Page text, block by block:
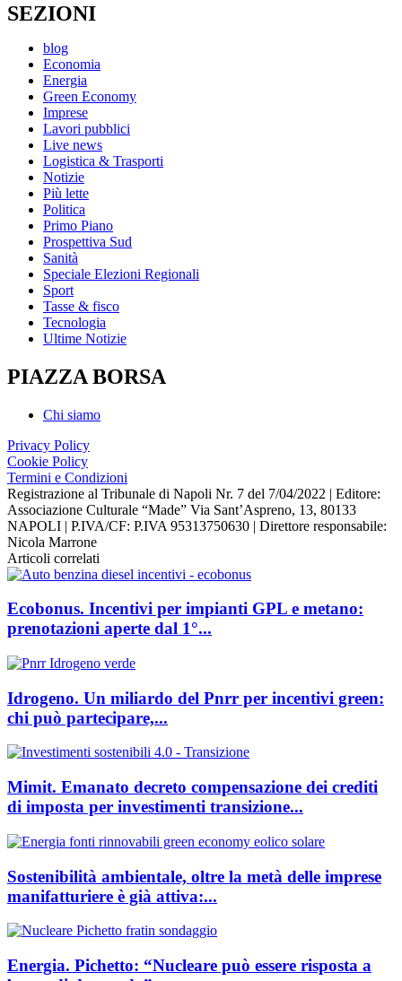
SEZIONI
blog
Economia
Energia
Green Economy
Imprese
Lavori pubblici
Live news
Logistica & Trasporti
Notizie
Più lette
Politica
Primo Piano
Prospettiva Sud
Sanità
Speciale Elezioni Regionali
Sport
Tasse & fisco
Tecnologia
Ultime Notizie
PIAZZA BORSA
Chi siamo
Privacy Policy
Cookie Policy
Termini e Condizioni
Registrazione al Tribunale di Napoli Nr. 7 del 7/04/2022 | Editore:
Associazione Culturale “Made” Via Sant’Aspreno, 13, 80133
NAPOLI | P.IVA/CF: P.IVA 95313750630 | Direttore responsabile:
Nicola Marrone
Articoli correlati
Ecobonus. Incentivi per impianti GPL e metano:
prenotazioni aperte dal 1°...
Idrogeno. Un miliardo del Pnrr per incentivi green:
chi può partecipare,...
Mimit. Emanato decreto compensazione dei crediti
di imposta per investimenti transizione...
Sostenibilità ambientale, oltre la metà delle imprese
manifatturiere è già attiva:...
Energia. Pichetto: “Nucleare può essere risposta a